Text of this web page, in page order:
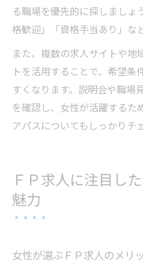
る職場を優先的に探しましょ
格歓迎」「資格手当あり」な
また、複数の求人サイトや地
トを活用することで、希望条
すくなります。説明会や職場
を確認し、女性が活躍するた
アパスについてもしっかりチ
ＦＰ求人に注目し
魅力
女性が選ぶＦＰ求人のメリ